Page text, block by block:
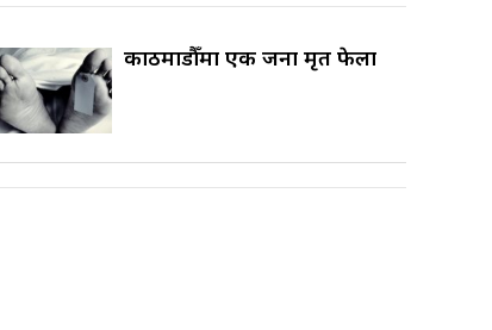
काठमाडौँमा एक जना मृत फेला